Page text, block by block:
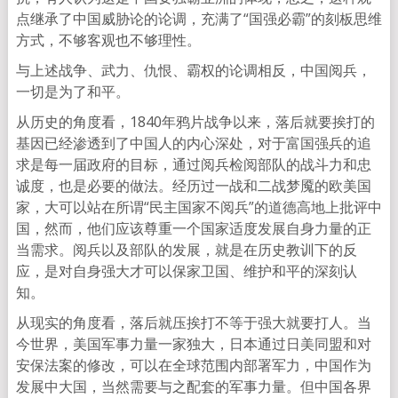
点继承了中国威胁论的论调，充满了“国强必霸”的刻板思维
方式，不够客观也不够理性。
与上述战争、武力、仇恨、霸权的论调相反，中国阅兵，
一切是为了和平。
从历史的角度看，1840年鸦片战争以来，落后就要挨打的
基因已经渗透到了中国人的内心深处，对于富国强兵的追
求是每一届政府的目标，通过阅兵检阅部队的战斗力和忠
诚度，也是必要的做法。经历过一战和二战梦魇的欧美国
家，大可以站在所谓“民主国家不阅兵”的道德高地上批评中
国，然而，他们应该尊重一个国家适度发展自身力量的正
当需求。阅兵以及部队的发展，就是在历史教训下的反
应，是对自身强大才可以保家卫国、维护和平的深刻认
知。
从现实的角度看，落后就压挨打不等于强大就要打人。当
今世界，美国军事力量一家独大，日本通过日美同盟和对
安保法案的修改，可以在全球范围内部署军力，中国作为
发展中大国，当然需要与之配套的军事力量。但中国各界